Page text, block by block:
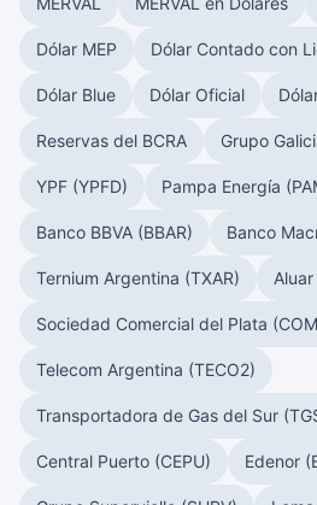
Dólar MEP Dólar Contado con
Dólar Blue Dólar Oficial
Reservas del BCRA Grupo
YPF (YPFD) Pampa Energía
Banco BBVA (BBAR) Banco
Ternium Argentina (TXAR)
Sociedad Comercial del Plata
Telecom Argentina (TECO2)
Transportadora de Gas del Sur
Central Puerto (CEPU) Edenor